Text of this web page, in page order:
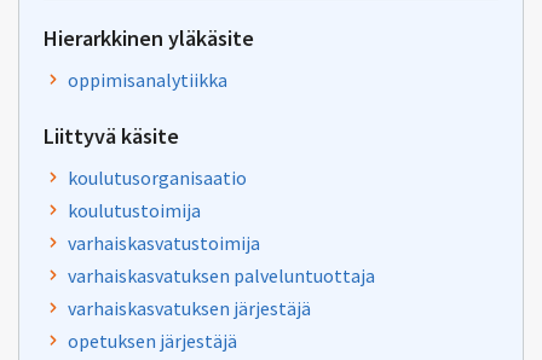
Hierarkkinen yläkäsite
oppimisanalytiikka
Liittyvä käsite
koulutusorganisaatio
koulutustoimija
varhaiskasvatustoimija
varhaiskasvatuksen palveluntuottaja
varhaiskasvatuksen järjestäjä
opetuksen järjestäjä